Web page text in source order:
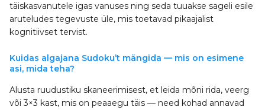
täiskasvanutele igas vanuses ning seda tuuakse sageli esile
aruteludes tegevuste üle, mis toetavad pikaajalist
kognitiivset tervist.
Kuidas algajana Sudoku’t mängida — mis on esimene
asi, mida teha?
Alusta ruudustiku skaneerimisest, et leida mõni rida, veerg
või 3×3 kast, mis on peaaegu täis — need kohad annavad